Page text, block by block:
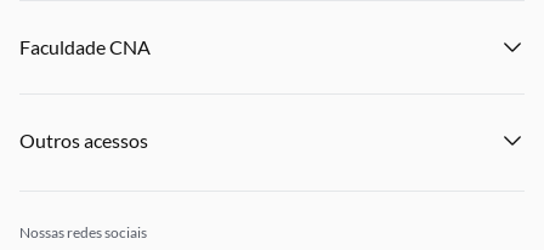
Arrecadação
Faculdade CNA
Outros acessos
Nossas redes sociais